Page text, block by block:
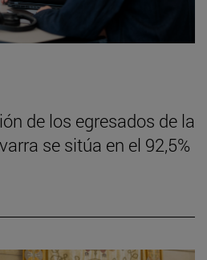
de los egresados de la
se sitúa en el 92,5%